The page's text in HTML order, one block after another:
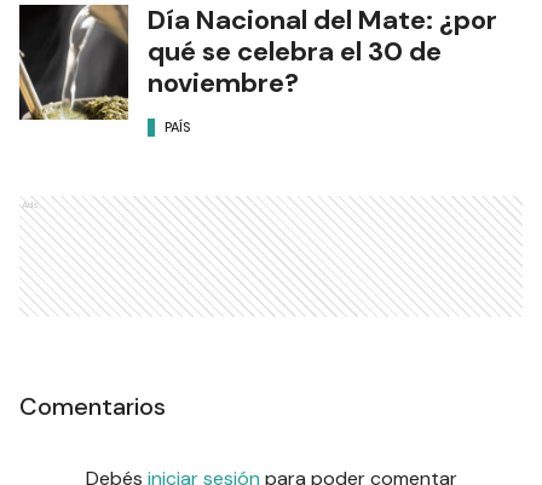
Día Nacional del Mate: ¿por
qué se celebra el 30 de
noviembre?
PAÍS
Ads
Comentarios
Debés iniciar sesión para poder comentar